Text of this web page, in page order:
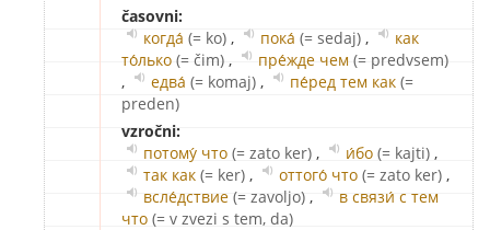
časovni:
когда́ (= ko) , пока́ (= sedaj) ,
как
то́лько (= čim) , пре́жде чем (= predvsem)
,
едва́ (= komaj) , пе́ред тем как (=
preden)
vzročni:
потому́ что (= zato ker) , и́бо (= kajti) ,
так как (= ker) , оттого́ что (= zato ker) ,
всле́дствие (= zavoljo) ,
в связи́ с тем
что (= v zvezi s tem, da)